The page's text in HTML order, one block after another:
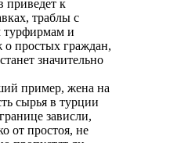
приведет к
траблы с
турфирмам и
о простых граждан,
значительно
пример, жена на
сырья в турции
зависли,
от простоя, не